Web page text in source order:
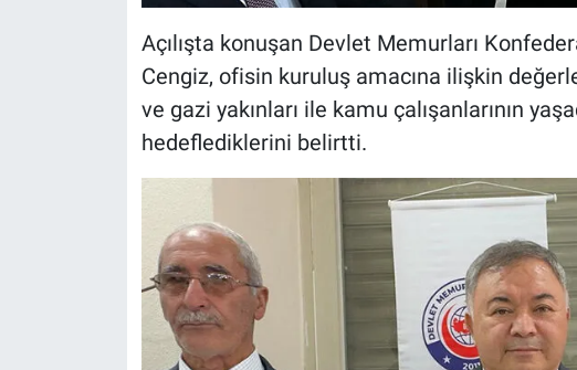
Açılışta konuşan Devlet Memurları
Cengiz, ofisin kuruluş amacına ilişkin
ve gazi yakınları ile kamu çalışanlarının
hedeflediklerini belirtti.